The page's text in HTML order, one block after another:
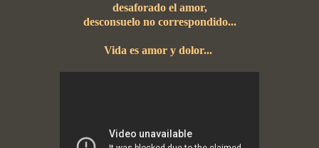
desaforado el amor,
desconsuelo no correspondido...
Vida es amor y dolor...